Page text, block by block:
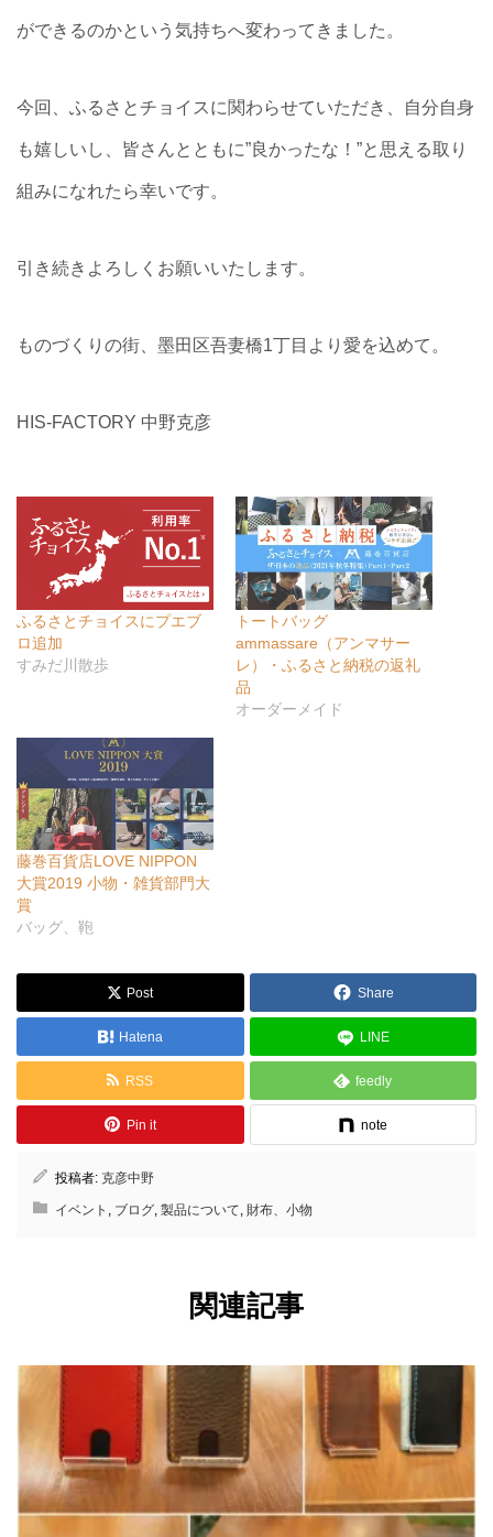
ができるのかという気持ちへ変わってきました。
今回、ふるさとチョイスに関わらせていただき、自分自身
も嬉しいし、皆さんとともに”良かったな！”と思える取り
組みになれたら幸いです。
引き続きよろしくお願いいたします。
ものづくりの街、墨田区吾妻橋1丁目より愛を込めて。
HIS-FACTORY 中野克彦
ふるさとチョイスにプエブ
ロ追加
すみだ川散歩
トートバッグ
ammassare（アンマサー
レ）・ふるさと納税の返礼
品
オーダーメイド
藤巻百貨店LOVE NIPPON
大賞2019 小物・雑貨部門大
賞
バッグ、鞄
Post Share
Hatena LINE
RSS feedly
Pin it note
投稿者: 克彦中野
イベント , ブログ, 製品について, 財布、小物
関連記事